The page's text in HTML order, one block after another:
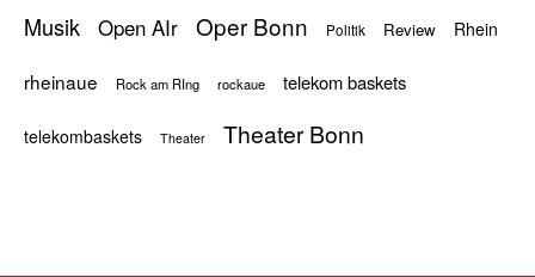
Musik Open AIr Oper Bonn Politik Review Rhein
rheinaue Rock am RIng rockaue telekom baskets
telekombaskets Theater Theater Bonn